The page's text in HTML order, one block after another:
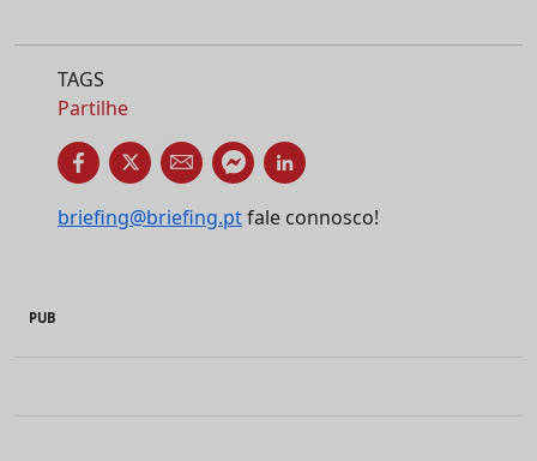
TAGS
Partilhe
briefing@briefing.ptfale connosco!
PUB